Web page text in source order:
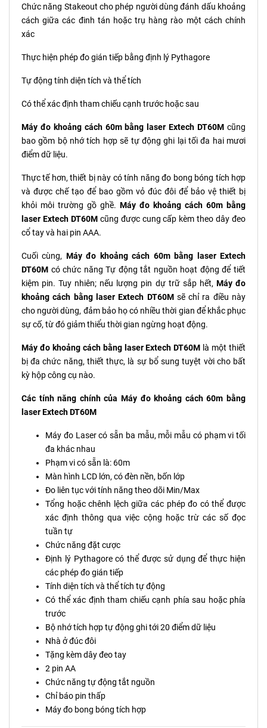
Chức năng Stakeout cho phép người dùng đánh dấu khoảng
cách giữa các đinh tán hoặc trụ hàng rào một cách chính
xác
Thực hiện phép đo gián tiếp bằng định lý Pythagore
Tự động tính diện tích và thể tích
Có thể xác định tham chiếu cạnh trước hoặc sau
Máy đo khoảng cách 60m bằng laser Extech DT60M cũng
bao gồm bộ nhớ tích hợp sẽ tự động ghi lại tối đa hai mươi
điểm dữ liệu.
Thực tế hơn, thiết bị này có tính năng đo bong bóng tích hợp
và được chế tạo để bao gồm vỏ đúc đôi để bảo vệ thiết bị
khỏi môi trường gồ ghề. Máy đo khoảng cách 60m bằng
laser Extech DT60Mcũng được cung cấp kèm theo dây đeo
cổ tay và hai pin AAA.
Cuối cùng, Máy đo khoảng cách 60m bằng laser Extech
DT60M có chức năng Tự động tắt nguồn hoạt động để tiết
kiệm pin. Tuy nhiên; nếu lượng pin dự trữ sắp hết, Máy đo
khoảng cách bằng laser Extech DT60Msẽ chỉ ra điều này
cho người dùng, đảm bảo họ có nhiều thời gian để khắc phục
sự cố, từ đó giảm thiểu thời gian ngừng hoạt động.
Máy đo khoảng cách bằng laser Extech DT60M là một thiết
bị đa chức năng, thiết thực, là sự bổ sung tuyệt vời cho bất
kỳ hộp công cụ nào.
Các tính năng chính của Máy đo khoảng cách 60m bằng
laser Extech DT60M
Máy đo Laser có sẵn ba mẫu, mỗi mẫu có phạm vi tối
đa khác nhau
Phạm vi có sẵn là: 60m
Màn hình LCD lớn, có đèn nền, bốn lớp
Đo liên tục với tính năng theo dõi Min/Max
Tổng hoặc chênh lệch giữa các phép đo có thể được
xác định thông qua việc cộng hoặc trừ các số đọc
tuần tự
Chức năng đặt cược
Định lý Pythagore có thể được sử dụng để thực hiện
các phép đo gián tiếp
Tính diện tích và thể tích tự động
Có thể xác định tham chiếu cạnh phía sau hoặc phía
trước
Bộ nhớ tích hợp tự động ghi tới 20 điểm dữ liệu
Nhà ở đúc đôi
Tặng kèm dây đeo tay
2 pin AA
Chức năng tự động tắt nguồn
Chỉ báo pin thấp
Máy đo bong bóng tích hợp